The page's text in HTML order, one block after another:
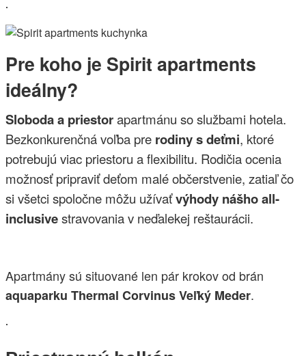
.
Pre koho je Spirit apartments
ideálny?
Sloboda a priestorapartmánu so službami hotela.
Bezkonkurenčná voľba pre rodiny s deťmi, ktoré
potrebujú viac priestoru a flexibilitu. Rodičia ocenia
možnosť pripraviť deťom malé občerstvenie, zatiaľ čo
si všetci spoločne môžu užívaťvýhody nášho all-
inclusivestravovania v neďalekej reštaurácii.
Apartmány sú situované len pár krokov od brán
aquaparku Thermal Corvinus Veľký Meder.
.